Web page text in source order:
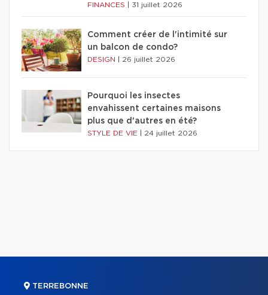
FINANCES 31 juillet 2026
Comment créer de l'intimité sur
un balcon de condo?
DESIGN 26 juillet 2026
Pourquoi les insectes
envahissent certaines maisons
plus que d'autres en été?
STYLE DE VIE 24 juillet 2026
TERREBONNE